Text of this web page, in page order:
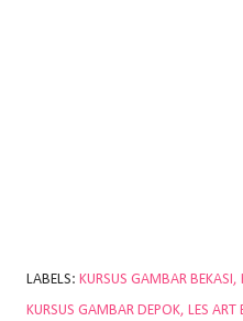
LABELS: KURSUS GAMBAR BEKASI
KURSUS GAMBAR DEPOK LES ART